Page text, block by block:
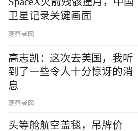
卫星记录关键画面
观察者网
高志凯：这次去美国，我听
到了一些令人十分惊讶的消
息
观察者网
头等舱航空盖毯，吊牌价